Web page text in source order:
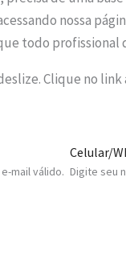
nossa
todo
Clique no
mail válido.
Celular/
Digite seu